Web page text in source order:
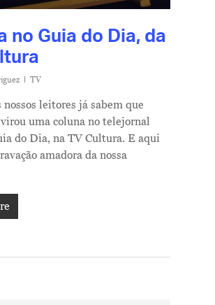
no Guia do Dia, da
TV
leitores já sabem que
uma coluna no telejornal
do Dia, na TV Cultura. E aqui
amadora da nossa